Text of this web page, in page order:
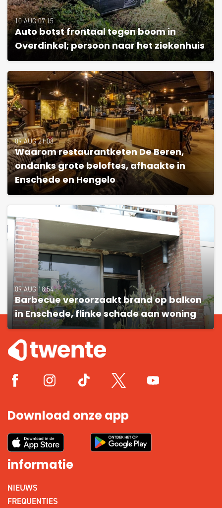
10 AUG 07:15
Auto botst frontaal tegen boom in
Overdinkel; persoon naar het ziekenhuis
09 AUG 21:03
Waarom restaurantketen De Beren,
ondanks grote beloftes, afhaakte in
Enschede en Hengelo
09 AUG 18:54
Barbecue veroorzaakt brand op balkon
in Enschede, flinke schade aan woning
Download onze app
informatie
NIEUWS
FREQUENTIES